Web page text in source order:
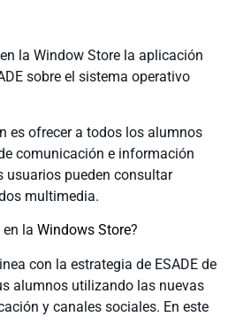
la Window Store la aplicación
sobre el sistema operativo
es ofrecer a todos los alumnos
comunicación e información
usuarios pueden consultar
multimedia.
la Windows Store?
con la estrategia de ESADE de
alumnos utilizando las nuevas
y canales sociales. En este